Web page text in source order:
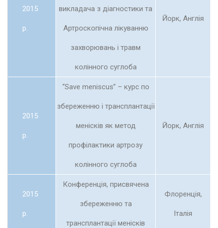
2015
р.
викладача з діагностики та
Артроскопічна лікуванню
захворювань і травм
колінного суглоба
Йорк, Англія
2015
р.
“Save meniscus” – курс по
збереженню і трансплантації
менісків як метод
профілактики артрозу
колінного суглоба
Йорк, Англія
2015
р.
Конференція, присвячена
збереженню та
трансплантації менісків
Флоренція,
Італія